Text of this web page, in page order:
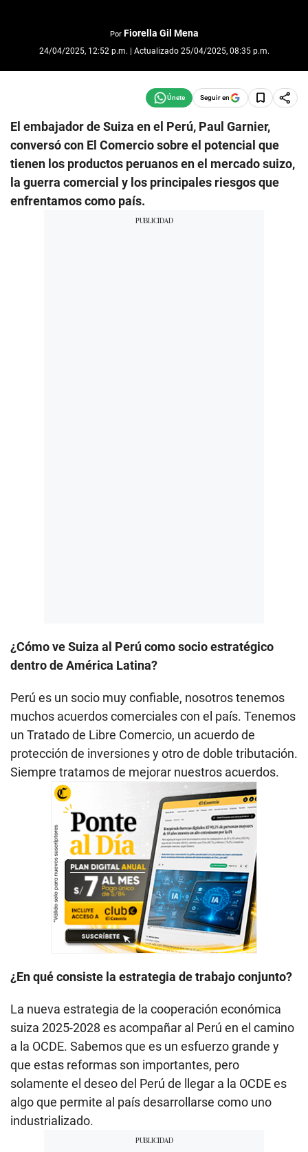
Por Fiorella Gil Mena
24/04/2025, 12:52 p.m. | Actualizado 25/04/2025, 08:35 p.m.
Seguir en
El embajador de Suiza en el Perú, Paul Garnier,
conversó con El Comercio sobre el potencial que
tienen los productos peruanos en el mercado suizo,
la guerra comercial y los principales riesgos que
enfrentamos como país.
¿Cómo ve Suiza al Perú como socio estratégico
dentro de América Latina?
Perú es un socio muy confiable, nosotros tenemos
muchos acuerdos comerciales con el país. Tenemos
un Tratado de Libre Comercio, un acuerdo de
protección de inversiones y otro de doble tributación.
Siempre tratamos de mejorar nuestros acuerdos.
¿En qué consiste la estrategia de trabajo conjunto?
La nueva estrategia de la cooperación económica
suiza 2025-2028 es acompañar al Perú en el camino
a la OCDE. Sabemos que es un esfuerzo grande y
que estas reformas son importantes, pero
solamente el deseo del Perú de llegar a la OCDE es
algo que permite al país desarrollarse como uno
industrializado.